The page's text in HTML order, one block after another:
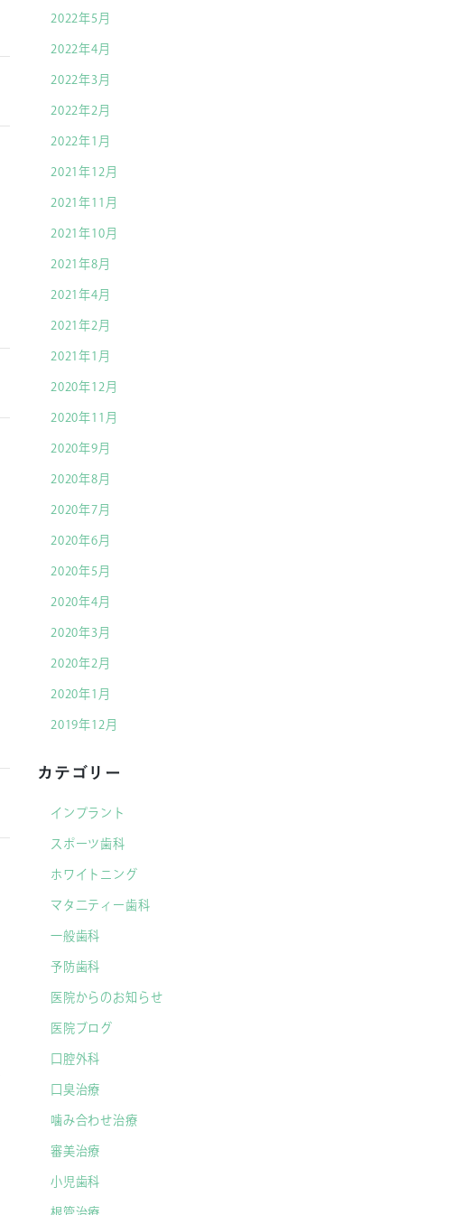
2022年5月
2022年4月
2022年3月
2022年2月
2022年1月
2021年12月
2021年11月
2021年10月
2021年8月
2021年4月
2021年2月
2021年1月
2020年12月
2020年11月
2020年9月
2020年8月
2020年7月
2020年6月
2020年5月
2020年4月
2020年3月
2020年2月
2020年1月
2019年12月
カテゴリー
インプラント
スポーツ歯科
ホワイトニング
マタ二ティー歯科
一般歯科
予防歯科
医院からのお知らせ
医院ブログ
口腔外科
口臭治療
噛み合わせ治療
審美治療
小児歯科
根管治療